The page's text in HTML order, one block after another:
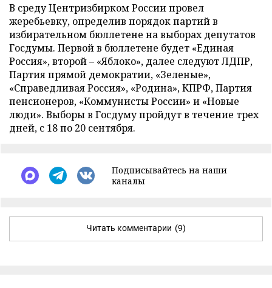
В среду Центризбирком России провел
жеребьевку, определив порядок партий в
избирательном бюллетене на выборах депутатов
Госдумы. Первой в бюллетене будет «Единая
Россия», второй – «Яблоко», далее следуют ЛДПР,
Партия прямой демократии, «Зеленые»,
«Справедливая Россия», «Родина», КПРФ, Партия
пенсионеров, «Коммунисты России» и «Новые
люди». Выборы в Госдуму пройдут в течение трех
дней, с 18 по 20 сентября.
Подписывайтесь на наши
каналы
Читать комментарии (9)